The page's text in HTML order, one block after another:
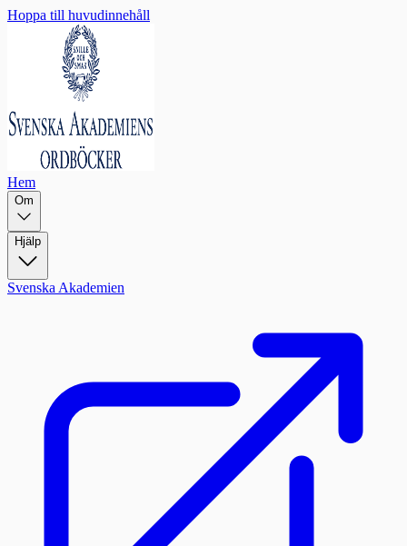
Hoppa till huvudinnehåll
Hem
Om
Hjälp
Svenska Akademien